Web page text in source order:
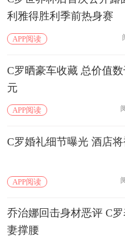
利雅得胜利季前热身赛
APP阅读
C罗晒豪车收藏 总价值
元
APP阅读
C罗婚礼细节曝光 酒店
APP阅读
乔治娜回击身材恶评 C
妻撑腰